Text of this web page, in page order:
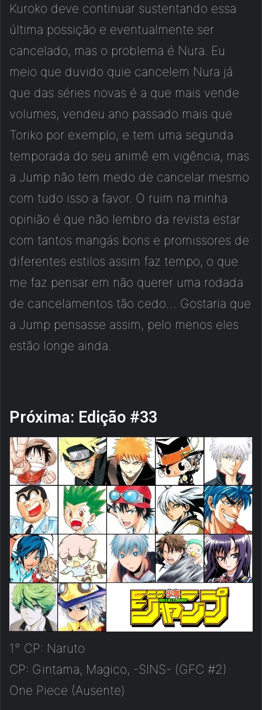
Kuroko deve continuar sustentando essa
última possição e eventualmente ser
cancelado, mas o problema é Nura. Eu
meio que duvido quie cancelem Nura já
que das séries novas é a que mais vende
volumes, vendeu ano passado mais que
Toriko por exemplo, e tem uma segunda
temporada do seu animê em vigência, mas
a Jump não tem medo de cancelar mesmo
com tudo isso a favor. O ruim na minha
opinião é que não lembro da revista estar
com tantos mangás bons e promissores de
diferentes estilos assim faz tempo, o que
me faz pensar em não querer uma rodada
de cancelamentos tão cedo… Gostaria que
a Jump pensasse assim, pelo menos eles
estão longe ainda.
Próxima: Edição #33
1° CP: Naruto
CP: Gintama, Magico, -SINS- (GFC #2)
One Piece (Ausente)